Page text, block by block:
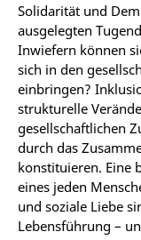
Solidarität und
ausgelegten
Inwiefern können
sich in den
einbringen?
strukturelle
gesellschaftlichen
durch das
konstituieren. Eine
eines jeden
und soziale Liebe
Lebensführung –